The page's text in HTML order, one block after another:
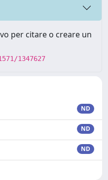
per citare o creare un
1347627
ND
ND
ND